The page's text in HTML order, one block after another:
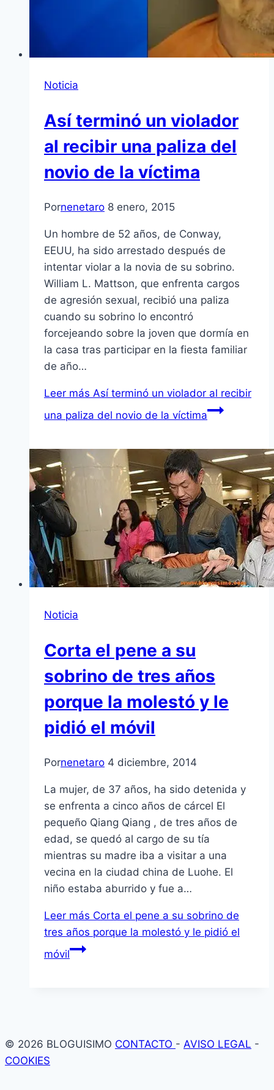
Noticia
Así terminó un violador
al recibir una paliza del
novio de la víctima
Pornenetaro 8 enero, 2015
Un hombre de 52 años, de Conway,
EEUU, ha sido arrestado después de
intentar violar a la novia de su sobrino.
William L. Mattson, que enfrenta cargos
de agresión sexual, recibió una paliza
cuando su sobrino lo encontró
forcejeando sobre la joven que dormía en
la casa tras participar en la fiesta familiar
de año…
Leer más Así terminó un violador al recibir
una paliza del novio de la víctima
Noticia
Corta el pene a su
sobrino de tres años
porque la molestó y le
pidió el móvil
Pornenetaro 4 diciembre, 2014
La mujer, de 37 años, ha sido detenida y
se enfrenta a cinco años de cárcel El
pequeño Qiang Qiang , de tres años de
edad, se quedó al cargo de su tía
mientras su madre iba a visitar a una
vecina en la ciudad china de Luohe. El
niño estaba aburrido y fue a…
Leer más Corta el pene a su sobrino de
tres años porque la molestó y le pidió el
móvil
© 2026 BLOGUISIMO CONTACTO - AVISO LEGAL -
COOKIES